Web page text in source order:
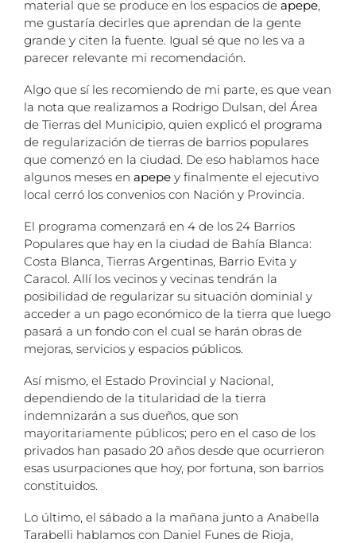
material que se produce en los espacios de apepe,
me gustaría decirles que aprendan de la gente
grande y citen la fuente. Igual sé que no les va a
parecer relevante mi recomendación.
Algo que sí les recomiendo de mi parte, es que vean
la nota que realizamos a Rodrigo Dulsan, del Área
de Tierras del Municipio, quien explicó el programa
de regularización de tierras de barrios populares
que comenzó en la ciudad. De eso hablamos hace
algunos meses en apepe y finalmente el ejecutivo
local cerró los convenios con Nación y Provincia.
El programa comenzará en 4 de los 24 Barrios
Populares que hay en la ciudad de Bahía Blanca:
Costa Blanca, Tierras Argentinas, Barrio Evita y
Caracol. Allí los vecinos y vecinas tendrán la
posibilidad de regularizar su situación dominial y
acceder a un pago económico de la tierra que luego
pasará a un fondo con el cual se harán obras de
mejoras, servicios y espacios públicos.
Así mismo, el Estado Provincial y Nacional,
dependiendo de la titularidad de la tierra
indemnizarán a sus dueños, que son
mayoritariamente públicos; pero en el caso de los
privados han pasado 20 años desde que ocurrieron
esas usurpaciones que hoy, por fortuna, son barrios
constituidos.
Lo último, el sábado a la mañana junto a Anabella
Tarabelli hablamos con Daniel Funes de Rioja,